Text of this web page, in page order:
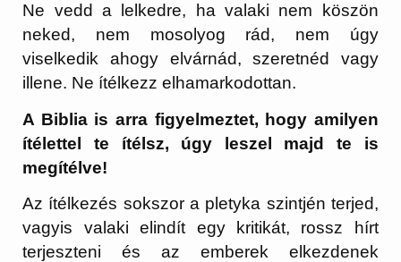
Ne vedd a lelkedre, ha valaki nem köszön
neked, nem mosolyog rád, nem úgy
viselkedik ahogy elvárnád, szeretnéd vagy
illene. Ne ítélkezz elhamarkodottan.
A Biblia is arra figyelmeztet, hogy amilyen
ítélettel te ítélsz, úgy leszel majd te is
megítélve!
Az ítélkezés sokszor a pletyka szintjén terjed,
vagyis valaki elindít egy kritikát, rossz hírt
terjeszteni és az emberek elkezdenek